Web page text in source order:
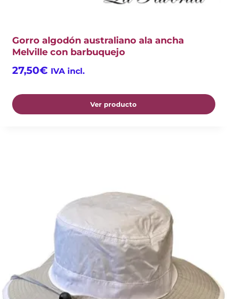
Gorro algodón australiano ala ancha
Melville con barbuquejo
27,50€ IVA incl.
Ver producto